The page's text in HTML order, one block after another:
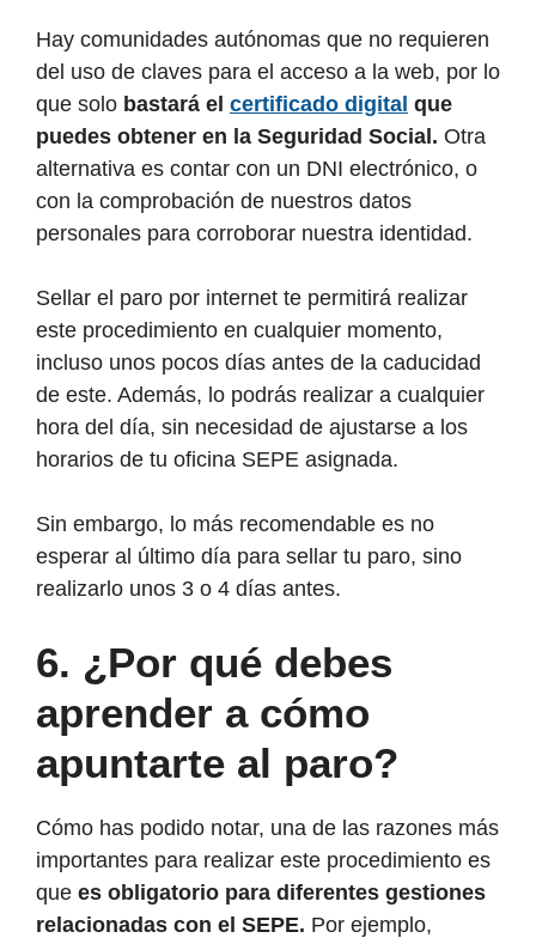
Hay comunidades autónomas que no requieren
del uso de claves para el acceso a la web, por lo
que solo bastará el certificado digital que
puedes obtener en la Seguridad Social. Otra
alternativa es contar con un DNI electrónico, o
con la comprobación de nuestros datos
personales para corroborar nuestra identidad.
Sellar el paro por internet te permitirá realizar
este procedimiento en cualquier momento,
incluso unos pocos días antes de la caducidad
de este. Además, lo podrás realizar a cualquier
hora del día, sin necesidad de ajustarse a los
horarios de tu oficina SEPE asignada.
Sin embargo, lo más recomendable es no
esperar al último día para sellar tu paro, sino
realizarlo unos 3 o 4 días antes.
6. ¿Por qué debes
aprender a cómo
apuntarte al paro?
Cómo has podido notar, una de las razones más
importantes para realizar este procedimiento es
que es obligatorio para diferentes gestiones
relacionadas con el SEPE. Por ejemplo,